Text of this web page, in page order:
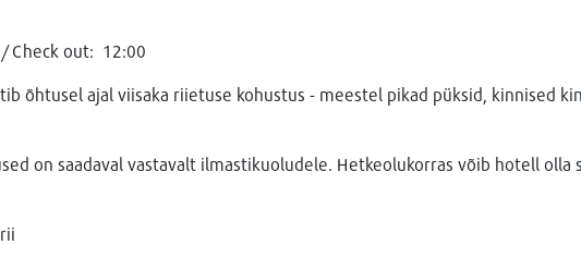
Check out: 12:00
õhtusel ajal viisaka riietuse kohustus - meestel pikad püksid, kinnised
on saadaval vastavalt ilmastikuoludele. Hetkeolukorras võib hotell